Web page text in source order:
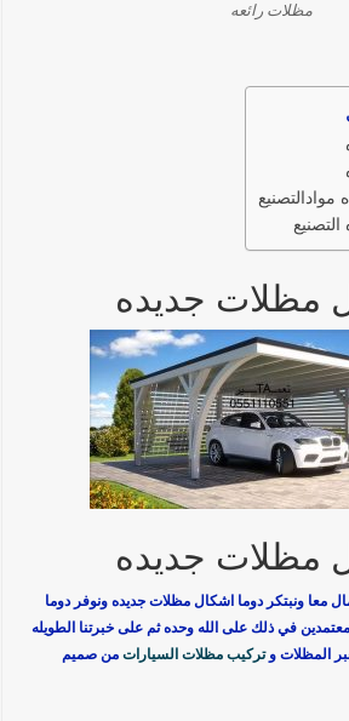
مظلات رائعه
مظلات جديده
مظلات جديده
معا ونبتكر دوما اشكال مظلات جديده ونوفر دوما
معتمدين في ذلك على الله وحده ثم على خبرتنا الطويله
المظلات وتركيب مظلات السيارات من صميم